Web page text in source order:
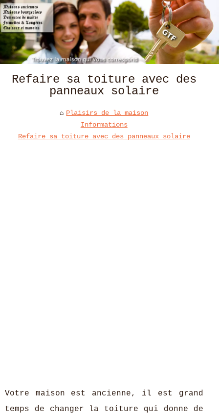
Refaire sa toiture avec des
panneaux solaire
Plaisirs de la maison
Informations
Refaire sa toiture avec des panneaux solaire
Votre maison est ancienne, il est grand
temps de changer la toiture qui donne de